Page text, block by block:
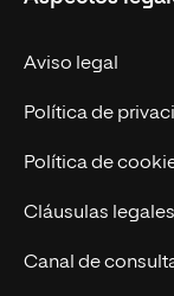
Trabaja en UNIR
Actualidad
Contáctanos
Aviso legal
Política de
Política de
Cláusulas
Canal de